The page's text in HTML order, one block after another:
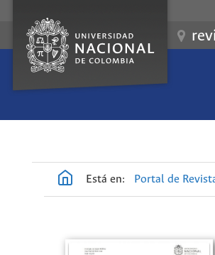
Está en: Portal de